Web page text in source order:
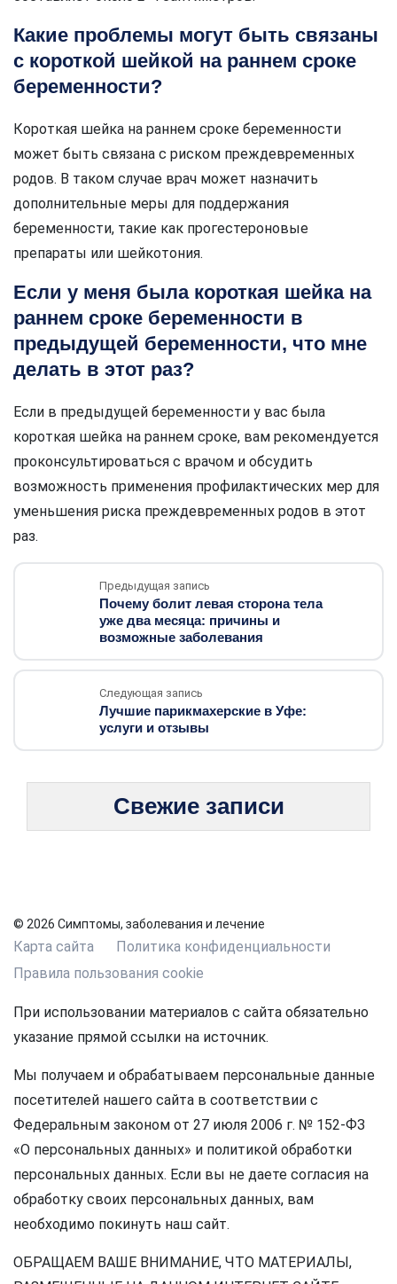
Какие проблемы могут быть связаны
с короткой шейкой на раннем сроке
беременности?
Короткая шейка на раннем сроке беременности
может быть связана с риском преждевременных
родов. В таком случае врач может назначить
дополнительные меры для поддержания
беременности, такие как прогестероновые
препараты или шейкотония.
Если у меня была короткая шейка на
раннем сроке беременности в
предыдущей беременности, что мне
делать в этот раз?
Если в предыдущей беременности у вас была
короткая шейка на раннем сроке, вам рекомендуется
проконсультироваться с врачом и обсудить
возможность применения профилактических мер для
уменьшения риска преждевременных родов в этот
раз.
Предыдущая запись
Почему болит левая сторона тела
уже два месяца: причины и
возможные заболевания
Следующая запись
Лучшие парикмахерские в Уфе:
услуги и отзывы
Свежие записи
© 2026 Симптомы, заболевания и лечение
Карта сайта
Политика конфиденциальности
Правила пользования cookie
При использовании материалов с сайта обязательно
указание прямой ссылки на источник.
Мы получаем и обрабатываем персональные данные
посетителей нашего сайта в соответствии с
Федеральным законом от 27 июля 2006 г. № 152-ФЗ
«О персональных данных» и политикой обработки
персональных данных. Если вы не даете согласия на
обработку своих персональных данных, вам
необходимо покинуть наш сайт.
ОБРАЩАЕМ ВАШЕ ВНИМАНИЕ, ЧТО МАТЕРИАЛЫ,